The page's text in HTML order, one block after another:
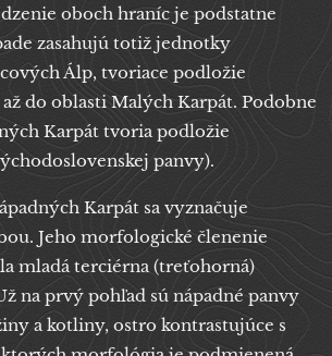
oboch hraníc je podstatne
zasahujú totiž jednotky
Álp, tvoriace podložie
do oblasti Malých Karpát. Podobne
Karpát tvoria podložie
panvy).
Karpát sa vyznačuje
Jeho morfologické členenie
mladá terciérna (treťohorná)
na prvý pohľad sú nápadné panvy
a kotliny, ostro kontrastujúce s